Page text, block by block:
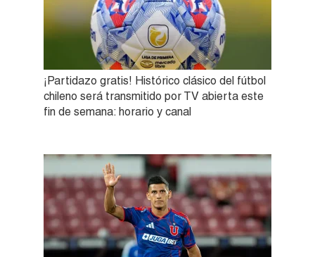
¡Partidazo gratis! Histórico clásico del fútbol
chileno será transmitido por TV abierta este
fin de semana: horario y canal